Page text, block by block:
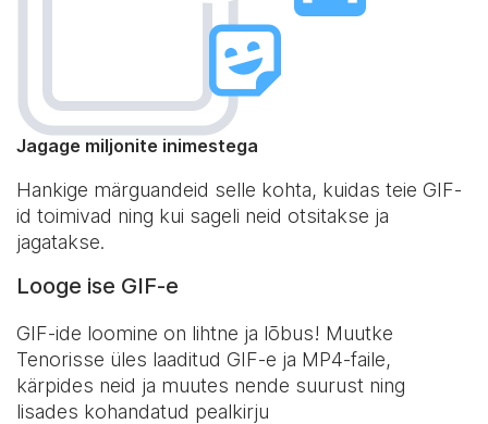
Jagage miljonite inimestega
Hankige märguandeid selle kohta, kuidas teie GIF-
id toimivad ning kui sageli neid otsitakse ja
jagatakse.
Looge ise GIF-e
GIF-ide loomine on lihtne ja lõbus! Muutke
Tenorisse üles laaditud GIF-e ja MP4-faile,
kärpides neid ja muutes nende suurust ning
lisades kohandatud pealkirju